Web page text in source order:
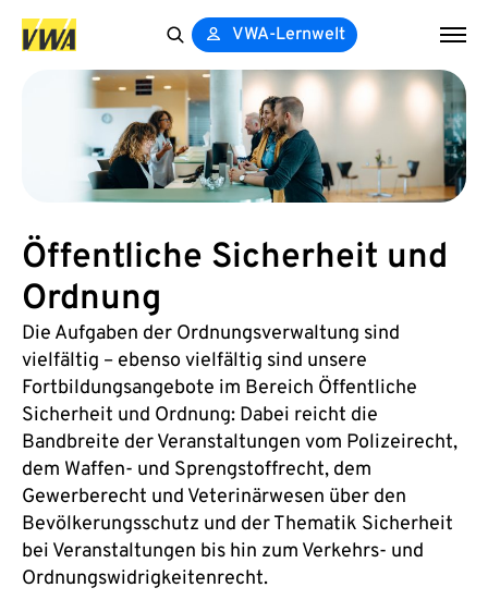
for:
VWA-Lernwelt
Öffentliche Sicherheit und
Ordnung
Die Aufgaben der Ordnungsverwaltung sind
vielfältig – ebenso vielfältig sind unsere
Fortbildungsangebote im Bereich Öffentliche
Sicherheit und Ordnung: Dabei reicht die
Bandbreite der Veranstaltungen vom Polizeirecht,
dem Waffen- und Sprengstoffrecht, dem
Gewerberecht und Veterinärwesen über den
Bevölkerungsschutz und der Thematik Sicherheit
bei Veranstaltungen bis hin zum Verkehrs- und
Ordnungswidrigkeitenrecht.